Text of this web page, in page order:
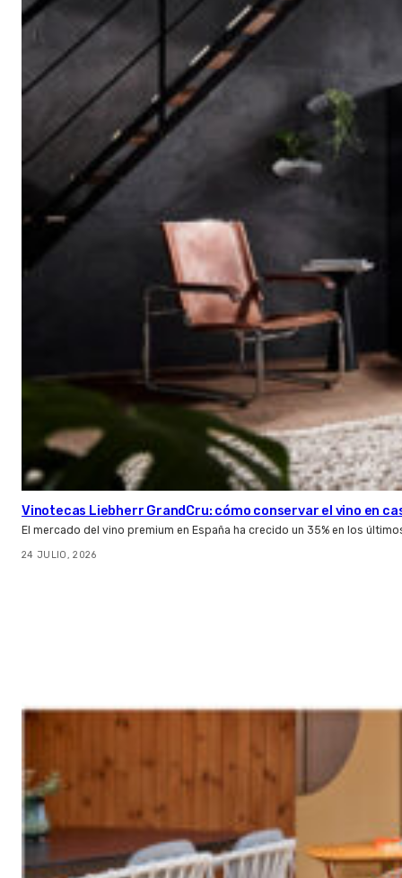
Vinotecas Liebherr GrandCru: cómo conservar el vino en
El mercado del vino premium en España ha crecido un 35% en los
24 JULIO, 2026